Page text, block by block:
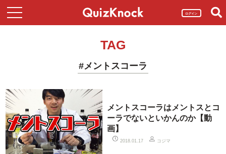
ログイン
TAG
#メントスコーラ
メントスコーラはメントスとコ
ーラでないといかんのか【動
画】
2018.01.17 コジマ